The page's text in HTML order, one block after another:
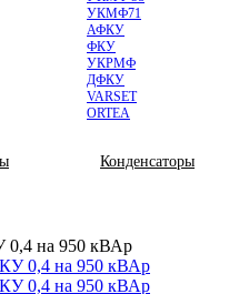
УКМФ71
АФКУ
ФКУ
УКРМФ
ДФКУ
VARSET
ORTEA
Конденсаторы
0,4 на 950 кВАр